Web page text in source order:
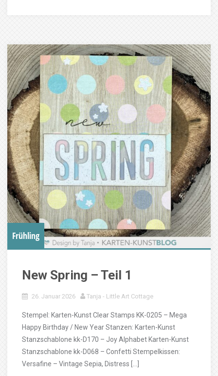
Frühling
New Spring – Teil 1
26. Januar 2026 Tanja - Little Art Cottage
Stempel: Karten-Kunst Clear Stamps KK-0205 – Mega
Happy Birthday / New Year Stanzen: Karten-Kunst
Stanzschablone kk-D170 – Joy Alphabet Karten-Kunst
Stanzschablone kk-D068 – Confetti Stempelkissen:
Versafine – Vintage Sepia, Distress […]